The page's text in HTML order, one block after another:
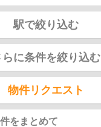
駅で絞り込む
らに条件を絞り込む
物件リクエスト
をまとめて